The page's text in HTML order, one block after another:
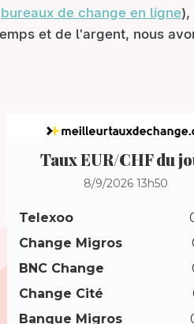
bureaux de change en ligne),
et de l'argent, nous